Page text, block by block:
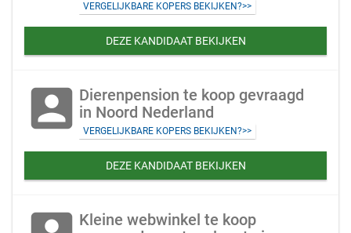
VERGELIJKBARE KOPERS BEKIJKEN?>>
DEZE KANDIDAAT BEKIJKEN
account_box Dierenpension te koop gevraagd
in Noord Nederland
VERGELIJKBARE KOPERS BEKIJKEN?>>
DEZE KANDIDAAT BEKIJKEN
Kleine webwinkel te koop